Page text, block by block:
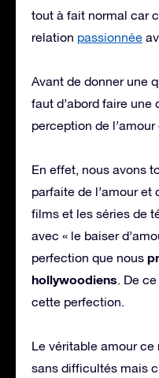
tout à fait normal car
relation passionnée
Avant de donner une
faut d’abord faire
perception de
En effet, nous avons
parfaite de l’amour
films et les séries de
avec « le baiser
perfection que nous
hollywoodiens. De
cette perfection.
Le véritable amour ce
sans difficultés mais